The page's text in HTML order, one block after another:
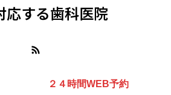
応する歯科医院
２４時間WEB予約